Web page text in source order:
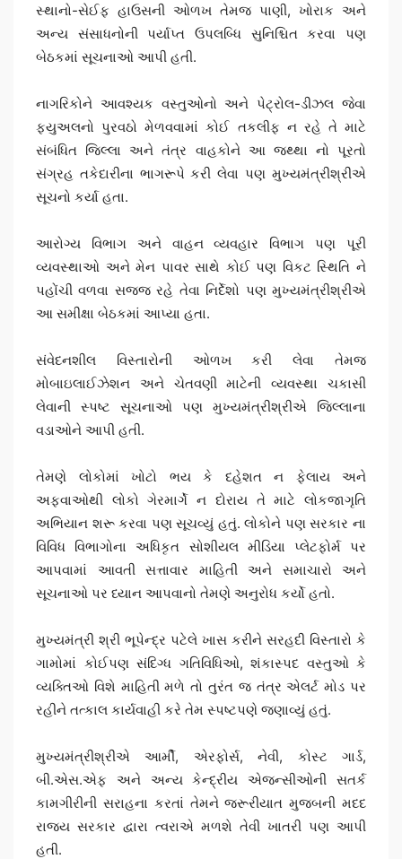
સ્થાનો-સેઈફ હાઉસની ઓળખ તેમજ પાણી, ખોરાક અને
અન્ય સંસાધનોની પર્યાપ્ત ઉપલબ્ધિ સુનિશ્ચિત કરવા પણ
બેઠકમાં સૂચનાઓ આપી હતી.
નાગરિકોને આવશ્યક વસ્તુઓનો અને પેટ્રોલ-ડીઝલ જેવા
ફ્યુઅલનો પુરવઠો મેળવવામાં કોઈ તકલીફ ન રહે તે માટે
સંબંધિત જિલ્લા અને તંત્ર વાહકોને આ જથ્થા નો પૂરતો
સંગ્રહ તકેદારીના ભાગરૂપે કરી લેવા પણ મુખ્યમંત્રીશ્રીએ
સૂચનો કર્યા હતા.
આરોગ્ય વિભાગ અને વાહન વ્યવહાર વિભાગ પણ પૂરી
વ્યવસ્થાઓ અને મેન પાવર સાથે કોઈ પણ વિકટ સ્થિતિ ને
પહોંચી વળવા સજ્જ રહે તેવા નિર્દેશો પણ મુખ્યમંત્રીશ્રીએ
આ સમીક્ષા બેઠકમાં આપ્યા હતા.
સંવેદનશીલ વિસ્તારોની ઓળખ કરી લેવા તેમજ
મોબાઇલાઈઝેશન અને ચેતવણી માટેની વ્યવસ્થા ચકાસી
લેવાની સ્પષ્ટ સૂચનાઓ પણ મુખ્યમંત્રીશ્રીએ જિલ્લાના
વડાઓને આપી હતી.
તેમણે લોકોમાં ખોટો ભય કે દહેશત ન ફેલાય અને
અફવાઓથી લોકો ગેરમાર્ગે ન દોરાય તે માટે લોકજાગૃતિ
અભિયાન શરૂ કરવા પણ સૂચવ્યું હતું. લોકોને પણ સરકાર ના
વિવિધ વિભાગોના અધિકૃત સોશીયલ મીડિયા પ્લેટફોર્મ પર
આપવામાં આવતી સત્તાવાર માહિતી અને સમાચારો અને
સૂચનાઓ પર ધ્યાન આપવાનો તેમણે અનુરોધ કર્યો હતો.
મુખ્યમંત્રી શ્રી ભૂપેન્દ્ર પટેલે ખાસ કરીને સરહદી વિસ્તારો કે
ગામોમાં કોઈપણ સંદિગ્ધ ગતિવિધિઓ, શંકાસ્પદ વસ્તુઓ કે
વ્યક્તિઓ વિશે માહિતી મળે તો તુરંત જ તંત્ર એલર્ટ મોડ પર
રહીને તત્કાલ કાર્યવાહી કરે તેમ સ્પષ્ટપણે જણાવ્યું હતું.
મુખ્યમંત્રીશ્રીએ આર્મી, એરફોર્સ, નેવી, કોસ્ટ ગાર્ડ,
બી.એસ.એફ અને અન્ય કેન્દ્રીય એજન્સીઓની સતર્ક
કામગીરીની સરાહના કરતાં તેમને જરૂરીયાત મુજબની મદદ
રાજ્ય સરકાર દ્વારા ત્વરાએ મળશે તેવી ખાતરી પણ આપી
હતી.